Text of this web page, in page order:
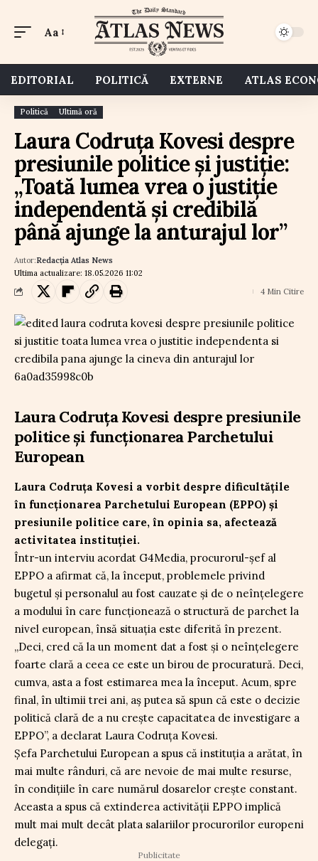
Aa
EDITORIAL POLITICĂ EXTERNE ATLAS
Politică Ultimă oră
Laura Codruța Kovesi despre
presiunile politice și justiție:
„Toată lumea vrea o justiție
independentă și credibilă
până ajunge la anturajul lor”
Ultima actualizare: 18.05.2026 11:02
Autor:Redacția Atlas News
4 Min Citire
Laura Codruța Kovesi despre presiunile
politice și funcționarea Parchetului
European
Laura Codruța Kovesi a vorbit despre dificultățile
în funcționarea Parchetului European (EPPO) și
presiunile politice care, în opinia sa, afectează
activitatea instituției.
Într-un interviu acordat G4Media, procurorul-șef al
EPPO a afirmat că, la început, problemele privind
bugetul și personalul au fost cauzate și de o neînțelegere
a modului în care funcționează o structură de parchet la
nivel european, însă situația este diferită în prezent.
„Deci, cred că la un moment dat a fost și o neînțelegere
foarte clară a ceea ce este un birou de procuratură. Deci,
cumva, asta a fost estimarea mea la început. Acum, spre
final, în ultimii trei ani, aș putea să spun că este o decizie
politică clară de a nu crește capacitatea de investigare a
EPPO”, a declarat Laura Codruța Kovesi.
Șefa Parchetului European a spus că instituția a arătat, în
mai multe rânduri, că are nevoie de mai multe resurse,
în condițiile în care numărul dosarelor crește constant.
Aceasta a spus că extinderea activității EPPO implică
mult mai mult decât plata salariilor procurorilor europeni
delegați.
Publicitate